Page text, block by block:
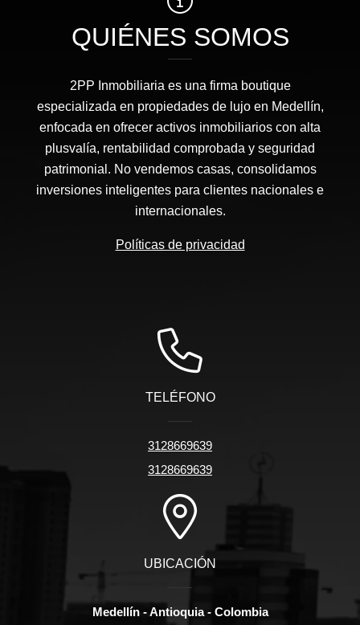
QUIÉNES SOMOS
2PP Inmobiliaria es una firma boutique
especializada en propiedades de lujo en Medellín,
enfocada en ofrecer activos inmobiliarios con alta
plusvalía, rentabilidad comprobada y seguridad
patrimonial. No vendemos casas, consolidamos
inversiones inteligentes para clientes nacionales e
internacionales.
Políticas de privacidad
TELÉFONO
3128669639
3128669639
UBICACIÓN
Medellín - Antioquia - Colombia